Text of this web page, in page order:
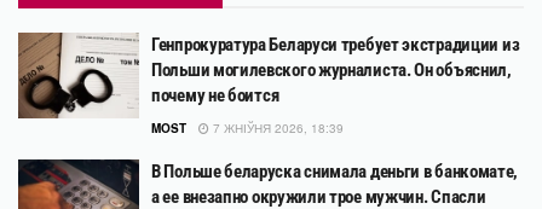
Генпрокуратура Беларуси требует экстрадиции из
Польши могилевского журналиста. Он объяснил,
почему не боится
MOST 7 ЖНІЎНЯ 2026, 18:39
В Польше беларуска снимала деньги в банкомате,
а ее внезапно окружили трое мужчин. Спасли